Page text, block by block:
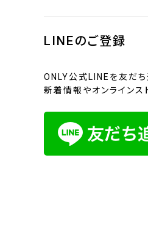
LINEのご登録
ONLY公式LINEを友だち
新着情報やオンラインス